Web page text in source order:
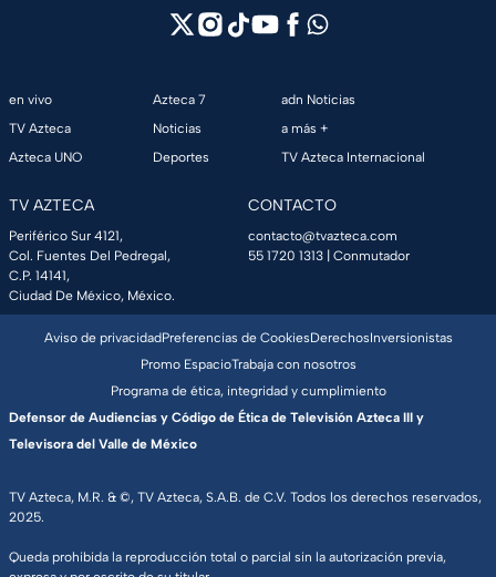
en vivo
TV Azteca
Azteca UNO
Azteca 7
Noticias
Deportes
adn Noticias
a más +
TV Azteca Internacional
TV AZTECA
Periférico Sur 4121,
Col. Fuentes Del Pedregal,
C.P. 14141,
Ciudad De México, México.
CONTACTO
contacto@tvazteca.com
55 1720 1313 | Conmutador
TV Azteca, M.R. & ©, TV Azteca, S.A.B. de C.V. Todos los derechos reservados,
2025.
Queda prohibida la reproducción total o parcial sin la autorización previa,
Aviso de privacidadPreferencias de CookiesDerechosInversionistas
Promo EspacioTrabaja con nosotros
Programa de ética, integridad y cumplimiento
Defensor de Audiencias y Código de Ética de Televisión Azteca III y
Televisora del Valle de México